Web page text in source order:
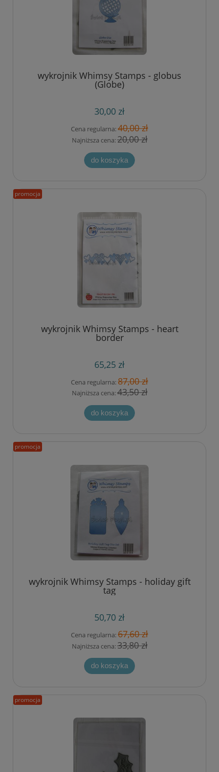
wykrojnik Whimsy Stamps - globus
(Globe)
30,00 zł
Cena regularna:40,00 zł
Najniższa cena:20,00 zł
do koszyka
wykrojnik Whimsy Stamps - heart
border
65,25 zł
Cena regularna:87,00 zł
Najniższa cena:43,50 zł
do koszyka
promocja
wykrojnik Whimsy Stamps - holiday gift
tag
50,70 zł
Cena regularna:67,60 zł
Najniższa cena:33,80 zł
do koszyka
promocja
promocja